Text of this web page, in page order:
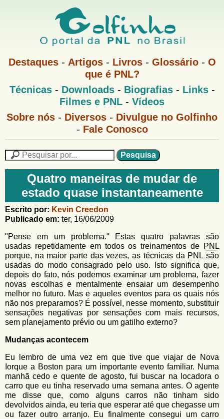
Pular
para
o
principal
G
f
i
n
h
M
u
Destaques- Artigos- Livros- Glossário- O
que é PNL?
M
e
P
Técnicas- Downloads- Biografias- Links-
Filmes e PNL - Vídeos
G
n
e
n
u
Sobre nós - Diversos - Divulgue no Golfinho
- Fale Conosco
F
m
l
á
r
i
o
d
b
u
s
c
a
e
i
s
a
o
G
o
l
f
i
n
h
o
Quatro maneiras de mudar de
estado quase instantaneamente
Escrito por: Kevin Creedon
Publicado em: ter, 16/06/2009
"Pense em um problema." Estas quatro palavras são
usadas repetidamente em todos os treinamentos de PNL
porque, na maior parte das vezes, as técnicas da PNL são
usadas do modo consagrado pelo uso. Isto significa que,
depois do fato, nós podemos examinar um problema, fazer
novas escolhas e mentalmente ensaiar um desempenho
melhor no futuro. Mas e aqueles eventos para os quais nós
não nos preparamos? É possível, nesse momento, substituir
sensações negativas por sensações com mais recursos,
sem planejamento prévio ou um gatilho externo?
Mudanças acontecem
Eu lembro de uma vez em que tive que viajar de Nova
Iorque a Boston para um importante evento familiar. Numa
manhã cedo e quente de agosto, fui buscar na locadora o
carro que eu tinha reservado uma semana antes. O agente
me disse que, como alguns carros não tinham sido
devolvidos ainda, eu teria que esperar até que chegasse um
ou fazer outro arranjo. Eu finalmente consegui um carro